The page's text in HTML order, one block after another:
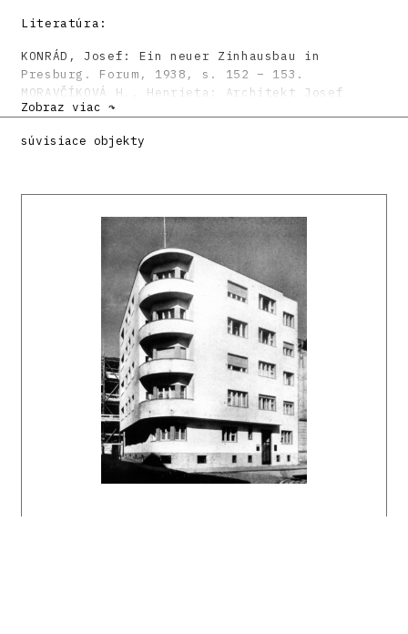
Literatúra:
KONRÁD, Josef: Ein neuer Zinhausbau in
Presburg. Forum, 1938, s. 152 – 153.
MORAVČÍKOVÁ H., Henrieta: Architekt Josef
Konrad. Projekt 37, 1995, 6 – 7, s. 57.
Architektúra Slovenska v 20. storočí.
Zobraz viac ↷
súvisiace objekty